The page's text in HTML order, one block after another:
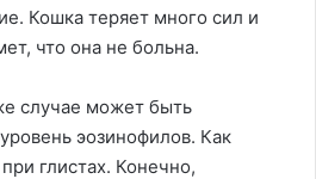
Кошка теряет много сил и
что она не больна.
случае может быть
эозинофилов. Как
глистах. Конечно,